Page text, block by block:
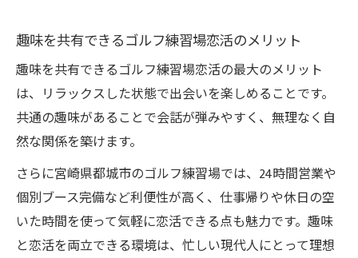
趣味を共有できるゴルフ練習場恋活のメリット
趣味を共有できるゴルフ練習場恋活の最大のメリット
は、リラックスした状態で出会いを楽しめることです。
共通の趣味があることで会話が弾みやすく、無理なく自
然な関係を築けます。
さらに宮崎県都城市のゴルフ練習場では、24時間営業や
個別ブース完備など利便性が高く、仕事帰りや休日の空
いた時間を使って気軽に恋活できる点も魅力です。趣味
と恋活を両立できる環境は、忙しい現代人にとって理想